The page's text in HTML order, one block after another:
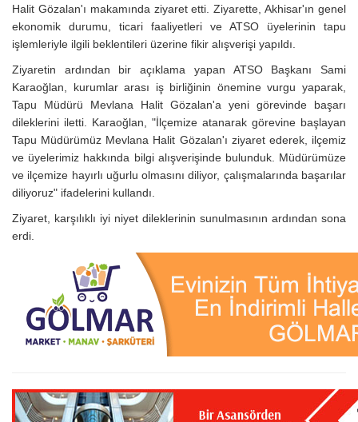
Halit Gözalan'ı makamında ziyaret etti. Ziyarette, Akhisar'ın genel
ekonomik durumu, ticari faaliyetleri ve ATSO üyelerinin tapu
işlemleriyle ilgili beklentileri üzerine fikir alışverişi yapıldı.
Ziyaretin ardından bir açıklama yapan ATSO Başkanı Sami
Karaoğlan, kurumlar arası iş birliğinin önemine vurgu yaparak,
Tapu Müdürü Mevlana Halit Gözalan'a yeni görevinde başarı
dileklerini iletti. Karaoğlan, "İlçemize atanarak görevine başlayan
Tapu Müdürümüz Mevlana Halit Gözalan'ı ziyaret ederek, ilçemiz
ve üyelerimiz hakkında bilgi alışverişinde bulunduk. Müdürümüze
ve ilçemize hayırlı uğurlu olmasını diliyor, çalışmalarında başarılar
diliyoruz" ifadelerini kullandı.
Ziyaret, karşılıklı iyi niyet dileklerinin sunulmasının ardından sona
erdi.